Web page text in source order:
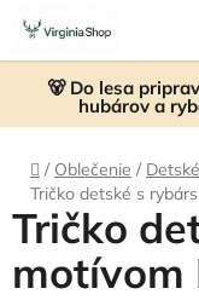
Prejsť
obsah
🐻 Do lesa
hubárov a
Domov
/ Oblečenie / Detské
Tričko detské s
Tričko
motívom